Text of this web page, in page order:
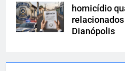
homicídio
Dianópolis